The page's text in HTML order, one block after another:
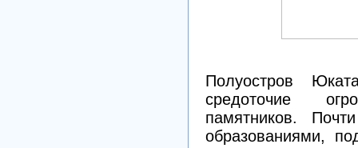
Полуостров
средоточие
памятников.
образованиями,